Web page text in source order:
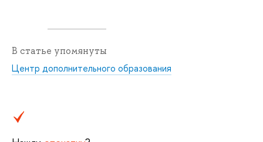
В статье упомянуты
Центр дополнительного образования